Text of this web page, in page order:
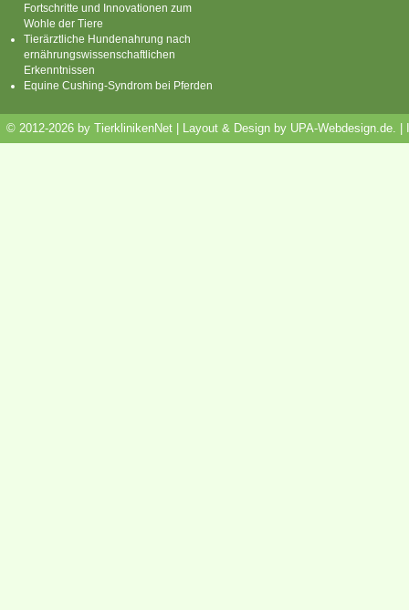
Fortschritte und Innovationen zum
Wohle der Tiere
Tierärztliche Hundenahrung nach
ernährungswissenschaftlichen
Erkenntnissen
Equine Cushing-Syndrom bei Pferden
© 2012-2026 by TierklinikenNet | Layout & Design by UPA-Webdesign.de.